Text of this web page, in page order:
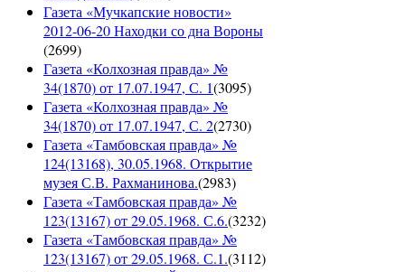
Газета «Мучкапские новости»
2012-06-20 Находки со дна Вороны
(2699)
Газета «Колхозная правда» №
34(1870) от 17.07.1947, С. 1(3095)
Газета «Колхозная правда» №
34(1870) от 17.07.1947, С. 2(2730)
Газета «Тамбовская правда» №
124(13168), 30.05.1968. Открытие
музея С.В. Рахманинова.(2983)
Газета «Тамбовская правда» №
123(13167) от 29.05.1968. С.6.(3232)
Газета «Тамбовская правда» №
123(13167) от 29.05.1968. С.1.(3112)